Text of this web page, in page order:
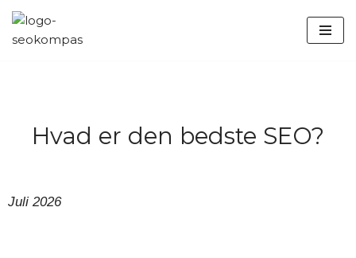
Spring
Hvad er den bedste SEO?
Juli 2026